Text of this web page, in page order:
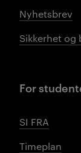
Nyhetsbrev
Sikkerhet og
For
SI FRA
Timeplan